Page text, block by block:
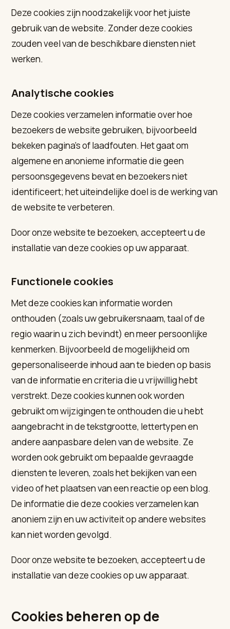
Deze cookies zijn noodzakelijk voor het juiste
gebruik van de website. Zonder deze cookies
zouden veel van de beschikbare diensten niet
werken.
Analytische cookies
Deze cookies verzamelen informatie over hoe
bezoekers de website gebruiken, bijvoorbeeld
bekeken pagina's of laadfouten. Het gaat om
algemene en anonieme informatie die geen
persoonsgegevens bevat en bezoekers niet
identificeert; het uiteindelijke doel is de werking van
de website te verbeteren.
Door onze website te bezoeken, accepteert u de
installatie van deze cookies op uw apparaat.
Functionele cookies
Met deze cookies kan informatie worden
onthouden (zoals uw gebruikersnaam, taal of de
regio waarin u zich bevindt) en meer persoonlijke
kenmerken. Bijvoorbeeld de mogelijkheid om
gepersonaliseerde inhoud aan te bieden op basis
van de informatie en criteria die u vrijwillig hebt
verstrekt. Deze cookies kunnen ook worden
gebruikt om wijzigingen te onthouden die u hebt
aangebracht in de tekstgrootte, lettertypen en
andere aanpasbare delen van de website. Ze
worden ook gebruikt om bepaalde gevraagde
diensten te leveren, zoals het bekijken van een
video of het plaatsen van een reactie op een blog.
De informatie die deze cookies verzamelen kan
anoniem zijn en uw activiteit op andere websites
kan niet worden gevolgd.
Door onze website te bezoeken, accepteert u de
installatie van deze cookies op uw apparaat.
Cookies beheren op de